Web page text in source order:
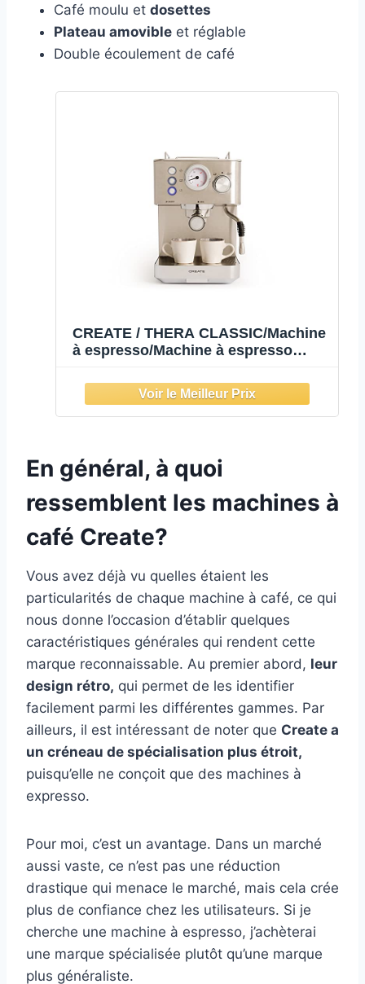
Café moulu et dosettes
Plateau amovible et réglable
Double écoulement de café
CREATE / THERA CLASSIC/Machine
à espresso/Machine à espresso
café moulu et monodose ESE,
réservoir de 1,25 litre, 1100W
En général, à quoi
ressemblent les machines à
café Create?
Vous avez déjà vu quelles étaient les
particularités de chaque machine à café, ce qui
nous donne l’occasion d’établir quelques
caractéristiques générales qui rendent cette
marque reconnaissable. Au premier abord, leur
design rétro, qui permet de les identifier
facilement parmi les différentes gammes. Par
ailleurs, il est intéressant de noter que Create a
un créneau de spécialisation plus étroit,
puisqu’elle ne conçoit que des machines à
expresso.
Pour moi, c’est un avantage. Dans un marché
aussi vaste, ce n’est pas une réduction
drastique qui menace le marché, mais cela crée
plus de confiance chez les utilisateurs. Si je
cherche une machine à espresso, j’achèterai
une marque spécialisée plutôt qu’une marque
plus généraliste.